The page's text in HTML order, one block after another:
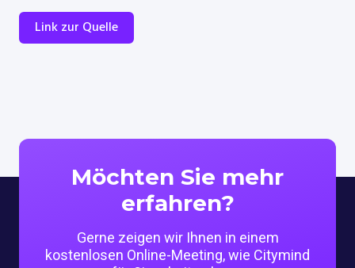
Link zur Quelle
Möchten Sie mehr
erfahren?
Gerne zeigen wir Ihnen in einem
kostenlosen Online-Meeting, wie Citymind